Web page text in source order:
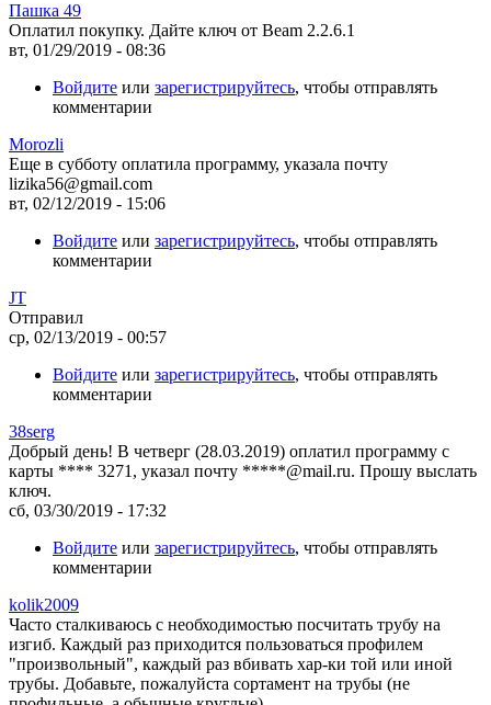
Пашка 49
Оплатил покупку. Дайте ключ от Beam 2.2.6.1
вт, 01/29/2019 - 08:36
Войдите или зарегистрируйтесь, чтобы отправлять
комментарии
Morozli
Еще в субботу оплатила программу, указала почту
lizika56@gmail.com
вт, 02/12/2019 - 15:06
Войдите или зарегистрируйтесь, чтобы отправлять
комментарии
JT
Отправил
ср, 02/13/2019 - 00:57
Войдите или зарегистрируйтесь, чтобы отправлять
комментарии
38serg
Добрый день! В четверг (28.03.2019) оплатил программу с
карты **** 3271, указал почту *****@mail.ru. Прошу выслать
ключ.
сб, 03/30/2019 - 17:32
Войдите или зарегистрируйтесь, чтобы отправлять
комментарии
kolik2009
Часто сталкиваюсь с необходимостью посчитать трубу на
изгиб. Каждый раз приходится пользоваться профилем
"произвольный", каждый раз вбивать хар-ки той или иной
трубы. Добавьте, пожалуйста сортамент на трубы (не